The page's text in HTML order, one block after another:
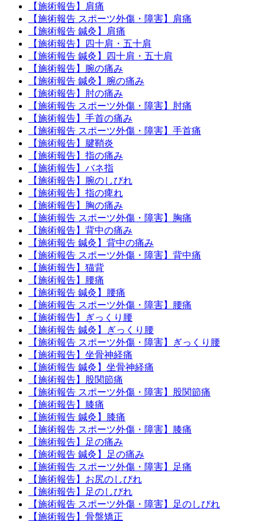
【施術報告】肩痛
【施術報告 スポーツ外傷・障害】肩痛
【施術報告 鍼灸】肩痛
【施術報告】四十肩・五十肩
【施術報告 鍼灸】四十肩・五十肩
【施術報告】腕の痛み
【施術報告 鍼灸】腕の痛み
【施術報告】肘の痛み
【施術報告 スポーツ外傷・障害】肘痛
【施術報告】手首の痛み
【施術報告 スポーツ外傷・障害】手首痛
【施術報告】腱鞘炎
【施術報告】指の痛み
【施術報告】バネ指
【施術報告】腕のしびれ
【施術報告】指の痺れ
【施術報告】胸の痛み
【施術報告 スポーツ外傷・障害】胸痛
【施術報告】背中の痛み
【施術報告 鍼灸】背中の痛み
【施術報告 スポーツ外傷・障害】背中痛
【施術報告】猫背
【施術報告】腰痛
【施術報告 鍼灸】腰痛
【施術報告 スポーツ外傷・障害】腰痛
【施術報告】ぎっくり腰
【施術報告 鍼灸】ぎっくり腰
【施術報告 スポーツ外傷・障害】ぎっくり腰
【施術報告】坐骨神経痛
【施術報告 鍼灸】坐骨神経痛
【施術報告】股関節痛
【施術報告 スポーツ外傷・障害】股関節痛
【施術報告】膝痛
【施術報告 鍼灸】膝痛
【施術報告 スポーツ外傷・障害】膝痛
【施術報告】足の痛み
【施術報告 鍼灸】足の痛み
【施術報告 スポーツ外傷・障害】足痛
【施術報告】お尻のしびれ
【施術報告】足のしびれ
【施術報告 スポーツ外傷・障害】足のしびれ
【施術報告】骨盤矯正